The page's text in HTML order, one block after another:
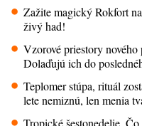
Zažite magický Rokfort
živý had!
Vzorové priestory
Dolaďujú ich do
Teplomer stúpa, rituál
lete nemiznú, len menia